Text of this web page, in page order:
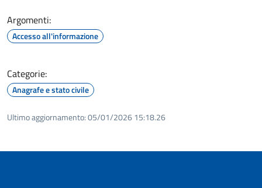
Argomenti:
Accesso all'informazione
Categorie:
Anagrafe e stato civile
Ultimo aggiornamento:05/01/2026 15:18.26